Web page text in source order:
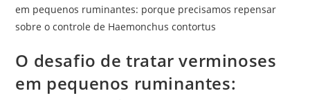
O desafio de tratar verminoses
em pequenos ruminantes: